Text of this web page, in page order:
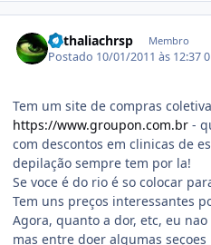
nathaliachrsp Membro
Postado 10/01/2011 às 12:37
Tem um site de compras
https://www.groupon.com.br -
com descontos em clinicas de
depilação sempre tem por la!
Se voce é do rio é so colocar
Tem uns preços interessantes
Agora, quanto a dor, etc, eu
mas entre doer algumas seçoes